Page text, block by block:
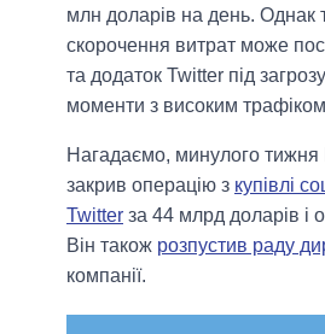
млн доларів на день. Однак
скорочення витрат може
та додаток Twitter під
моменти з високим
Нагадаємо, минулого тижня
закрив операцію з купівлі
Twitter за 44 млрд доларів і
Він також розпустив раду
компанії.